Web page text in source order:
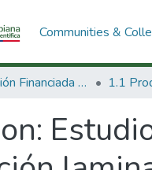
Communities &
1. Investigación Financiada con Recursos Públicos